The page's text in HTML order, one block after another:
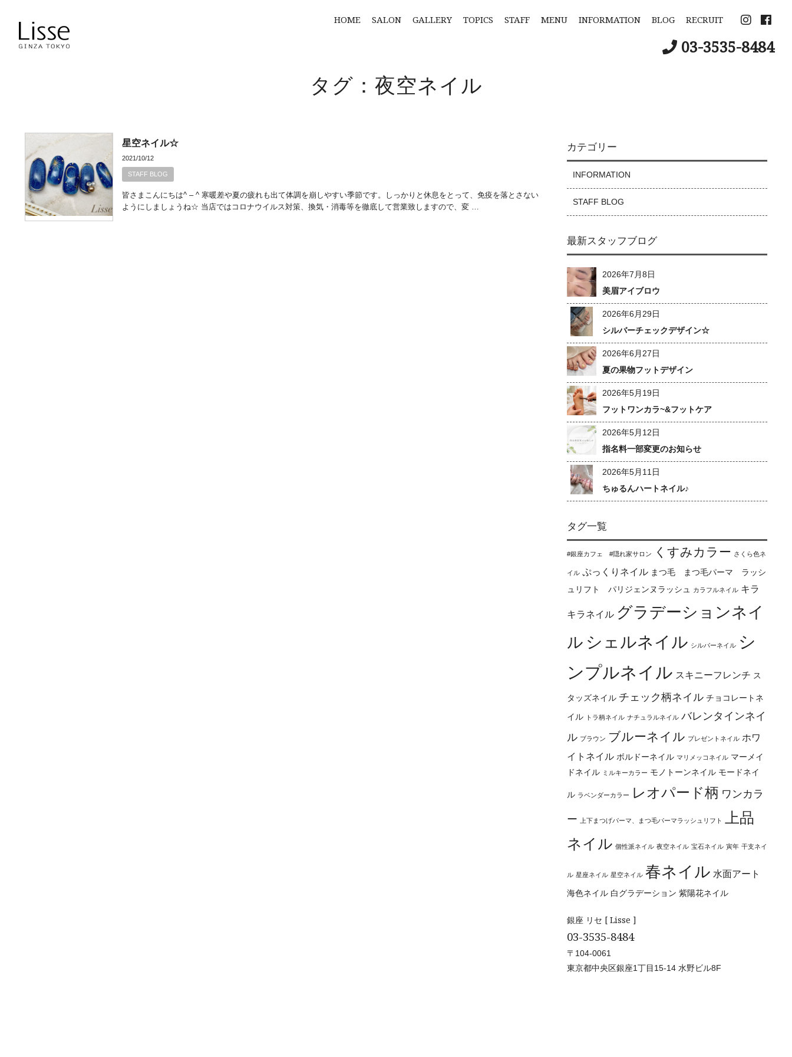
HOME SALON GALLERY TOPICS STAFF MENU INFORMATION BLOG RECRUIT
03-3535-8484
タグ：夜空ネイル
星空ネイル☆
2021/10/12
STAFF BLOG
皆さまこんにちは^ – ^ 寒暖差や夏の疲れも出て体調を崩しやすい季節です。しっかりと休息をとって、免疫を落とさない
ようにしましょうね☆ 当店ではコロナウイルス対策、換気・消毒等を徹底して営業致しますので、変 …
カテゴリー
INFORMATION
STAFF BLOG
最新スタッフブログ
2026年7月8日
美眉アイブロウ
2026年6月29日
シルバーチェックデザイン☆
2026年6月27日
夏の果物フットデザイン
2026年5月19日
フットワンカラ~&フットケア
2026年5月12日
指名料一部変更のお知らせ
2026年5月11日
ちゅるんハートネイル♪
タグ一覧
#銀座カフェ #隠れ家サロン くすみカラー さくら色ネ
イル ぷっくりネイル まつ毛 まつ毛パーマ ラッシ
ュリフト パリジェンヌラッシュ
カラフルネイル キラ
キラネイル グラデーションネイ
ル シェルネイル シルバーネイル シ
ンプルネイル スキニーフレンチ ス
タッズネイル チェック柄ネイル チョコレートネ
イル
トラ柄ネイル ナチュラルネイル バレンタインネイ
ル ブラウン ブルーネイル プレゼントネイル ホワ
イトネイル ボルドーネイル マリメッコネイル マーメイ
ドネイル ミルキーカラー モノトーンネイル モードネイ
ル ラベンダーカラー レオパード柄 ワンカラ
ー 上下まつげパーマ、まつ毛パーマラッシュリフト
上品
ネイル 個性派ネイル 夜空ネイル 宝石ネイル 寅年 干支ネイ
ル 星座ネイル 星空ネイル 春ネイル 水面アート
海色ネイル 白グラデーション 紫陽花ネイル
銀座 リセ [ Lisse ]
03-3535-8484
〒104-0061
東京都中央区銀座1丁目15-14 水野ビル8F